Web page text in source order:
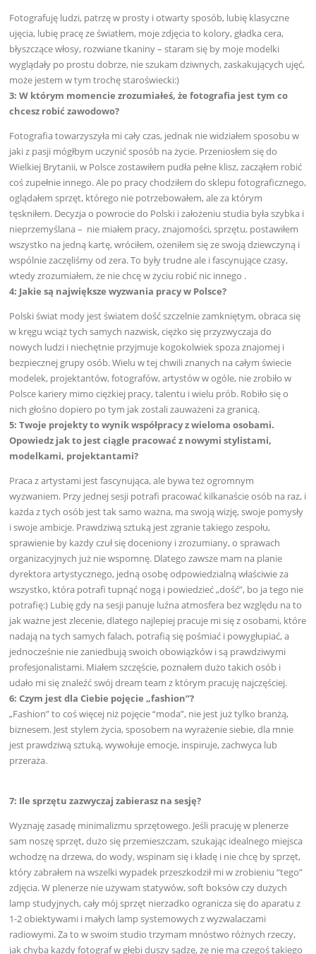
Fotografuję ludzi, patrzę w prosty i otwarty sposób, lubię klasyczne
ujęcia, lubię pracę ze światłem, moje zdjęcia to kolory, gładka cera,
błyszczące włosy, rozwiane tkaniny – staram się by moje modelki
wyglądały po prostu dobrze, nie szukam dziwnych, zaskakujących ujęć,
może jestem w tym trochę staroświecki:)
3: W którym momencie zrozumiałeś, że fotografia jest tym co
chcesz robić zawodowo?
Fotografia towarzyszyła mi cały czas, jednak nie widziałem sposobu w
jaki z pasji mógłbym uczynić sposób na życie. Przeniosłem się do
Wielkiej Brytanii, w Polsce zostawiłem pudła pełne klisz, zacząłem robić
coś zupełnie innego. Ale po pracy chodziłem do sklepu fotograficznego,
oglądałem sprzęt, którego nie potrzebowałem, ale za którym
tęskniłem. Decyzja o powrocie do Polski i założeniu studia była szybka i
nieprzemyślana – nie miałem pracy, znajomości, sprzętu, postawiłem
wszystko na jedną kartę, wróciłem, ożeniłem się ze swoją dziewczyną i
wspólnie zaczęliśmy od zera. To były trudne ale i fascynujące czasy,
wtedy zrozumiałem, że nie chcę w życiu robić nic innego .
4: Jakie są największe wyzwania pracy w Polsce?
Polski świat mody jest światem dość szczelnie zamkniętym, obraca się
w kręgu wciąż tych samych nazwisk, ciężko się przyzwyczaja do
nowych ludzi i niechętnie przyjmuje kogokolwiek spoza znajomej i
bezpiecznej grupy osób. Wielu w tej chwili znanych na całym świecie
modelek, projektantów, fotografów, artystów w ogóle, nie zrobiło w
Polsce kariery mimo ciężkiej pracy, talentu i wielu prób. Robiło się o
nich głośno dopiero po tym jak zostali zauważeni za granicą.
5: Twoje projekty to wynik współpracy z wieloma osobami.
Opowiedz jak to jest ciągle pracować z nowymi stylistami,
modelkami, projektantami?
Praca z artystami jest fascynująca, ale bywa też ogromnym
wyzwaniem. Przy jednej sesji potrafi pracować kilkanaście osób na raz, i
każda z tych osób jest tak samo ważna, ma swoją wizję, swoje pomysły
i swoje ambicje. Prawdziwą sztuką jest zgranie takiego zespołu,
sprawienie by każdy czuł się doceniony i zrozumiany, o sprawach
organizacyjnych już nie wspomnę. Dlatego zawsze mam na planie
dyrektora artystycznego, jedną osobę odpowiedzialną właściwie za
wszystko, która potrafi tupnąć nogą i powiedzieć „dość”, bo ja tego nie
potrafię:) Lubię gdy na sesji panuje luźna atmosfera bez względu na to
jak ważne jest zlecenie, dlatego najlepiej pracuje mi się z osobami, które
nadają na tych samych falach, potrafią się pośmiać i powygłupiać, a
jednocześnie nie zaniedbują swoich obowiązków i są prawdziwymi
profesjonalistami. Miałem szczęście, poznałem dużo takich osób i
udało mi się znaleźć swój dream team z którym pracuję najczęściej.
6: Czym jest dla Ciebie pojęcie „fashion”?
„Fashion” to coś więcej niż pojęcie “moda”, nie jest już tylko branżą,
biznesem. Jest stylem życia, sposobem na wyrażenie siebie, dla mnie
jest prawdziwą sztuką, wywołuje emocje, inspiruje, zachwyca lub
przeraża.
7: Ile sprzętu zazwyczaj zabierasz na sesję?
Wyznaję zasadę minimalizmu sprzętowego. Jeśli pracuję w plenerze
sam noszę sprzęt, dużo się przemieszczam, szukając idealnego miejsca
wchodzę na drzewa, do wody, wspinam się i kładę i nie chcę by sprzęt,
który zabrałem na wszelki wypadek przeszkodził mi w zrobieniu “tego”
zdjęcia. W plenerze nie używam statywów, soft boksów czy dużych
lamp studyjnych, cały mój sprzęt nierzadko ogranicza się do aparatu z
1-2 obiektywami i małych lamp systemowych z wyzwalaczami
radiowymi. Za to w swoim studio trzymam mnóstwo różnych rzeczy,
jak chyba każdy fotograf w głębi duszy sądzę, że nie ma czegoś takiego